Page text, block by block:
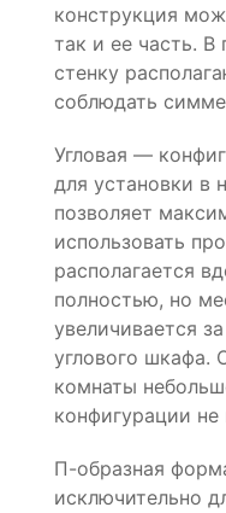
конструкция
так и ее часть. В
стенку
соблюдать
Угловая —
для установки в
позволяет
использовать
располагается
полностью, но
увеличивается
углового шкафа.
комнаты
конфигурации
П-образная
исключительно